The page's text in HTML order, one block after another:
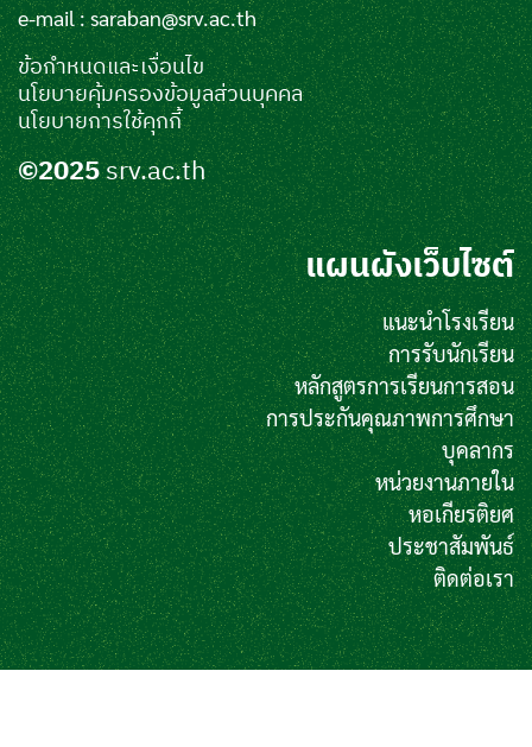
e-mail :saraban@srv.ac.th
ข้อกำหนดและเงื่อนไข
นโยบายคุ้มครองข้อมูลส่วนบุคคล
นโยบายการใช้คุกกี้
©2025srv.ac.th
แผนผังเว็บไซต์
แนะนำโรงเรียน
การรับนักเรียน
หลักสูตรการเรียนการสอน
การประกันคุณภาพการศึกษา
บุคลากร
หน่วยงานภายใน
หอเกียรติยศ
ประชาสัมพันธ์
ติดต่อเรา